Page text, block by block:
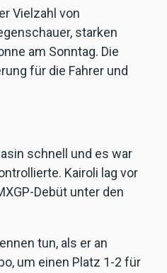
Vielzahl von
starken
am Sonntag. Die
für die Fahrer und
schnell und es war
Kairoli lag vor
Debüt unter den
tun, als er an
um einen Platz 1-2 für